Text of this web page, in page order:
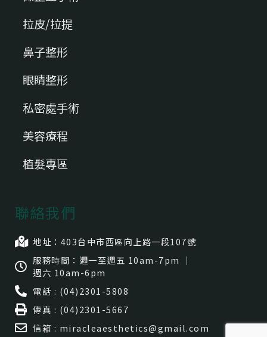
拉皮/拉提
鼻子整形
眼睛整形
私密處手術
美容療程
植髮專區
聯絡我們
地址：403台中市⻄區向上路一段107號
服務時間：週一至週五 10am-7pm ｜
週六 10am-6pm
電話 : (04)2301-5808
傳真 : (04)2301-5667
信箱 : miracleaesthetics@gmail.com